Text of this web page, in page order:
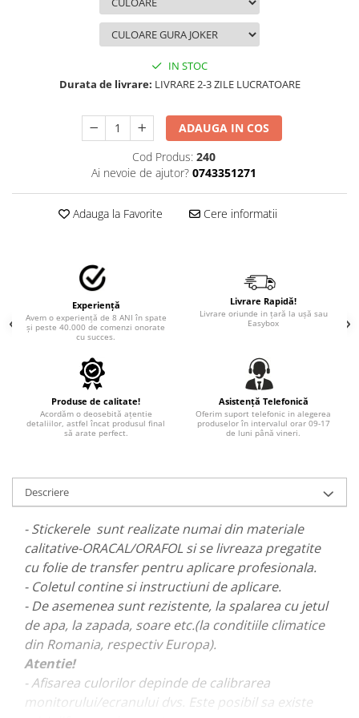
STICKERE CAMIOANE
MERCEDES CAMIOANE
RENAULT CAMIOANE
STICKERE MOTO/ATV
4X4/OFF ROAD STICKER
DRIFT
PARASOLARE
PAUL WALKER STICKER
PENTRU FETE
STICKERE CAPAC REZERVOR
STICKERE CRĂCIUN
STICKERE CU ANIMALE
STICKERE GEAM MIC
STICKERE JDM
STICKERE PENTRU CAPOTA
STICKERE PENTRU LATERALE
STICKERE PERSONALIZATE
STICKERE PRAGURI
IN STOC
Durata de livrare: LIVRARE 2-3 ZILE LUCRATOARE
ADAUGA IN COS
Cod Produs: 240
Ai nevoie de ajutor? 0743351271
Adauga la Favorite Cere informatii
Experiență
Avem o experiență de 8 ANI în spate
și peste 40.000 de comenzi onorate
cu succes.
Livrare Rapidă!
Livrare oriunde in țară la ușă sau
Easybox
Produse de calitate!
Acordăm o deosebită ațentie
detaliilor, astfel încat produsul final
să arate perfect.
Asistență Telefonică
Oferim suport telefonic in alegerea
produselor în intervalul orar 09-17
de luni până vineri.
Descriere
- Stickerele sunt realizate numai din materiale
calitative-ORACAL/ORAFOL si se livreaza pregatite
cu folie de transfer pentru aplicare profesionala.
- Coletul contine si instructiuni de aplicare.
- De asemenea sunt rezistente, la spalarea cu jetul
de apa, la zapada, soare etc.(la conditiile climatice
din Romania, respectiv Europa).
Atentie!
- Afisarea culorilor depinde de calibrarea
monitorului/ecranului dvs. Este posibil sa existe